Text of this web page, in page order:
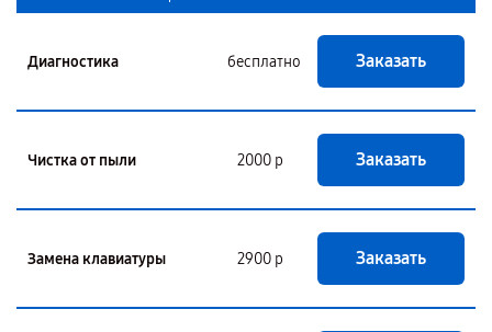
Диагностика бесплатно Заказать
Чистка от пыли 2000 р Заказать
Замена клавиатуры 2900 р Заказать